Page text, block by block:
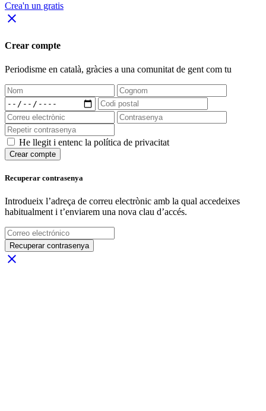
Crea'n un gratis
close
Crear compte
Periodisme en català, gràcies a una comunitat de gent com tu
He llegit i entenc la política de privacitat
Crear compte
Recuperar contrasenya
Introdueix l’adreça de correu electrònic amb la qual accedeixes
habitualment i t’enviarem una nova clau d’accés.
Recuperar contrasenya
close